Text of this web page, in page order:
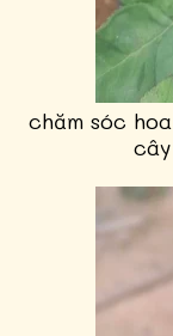
chăm sóc